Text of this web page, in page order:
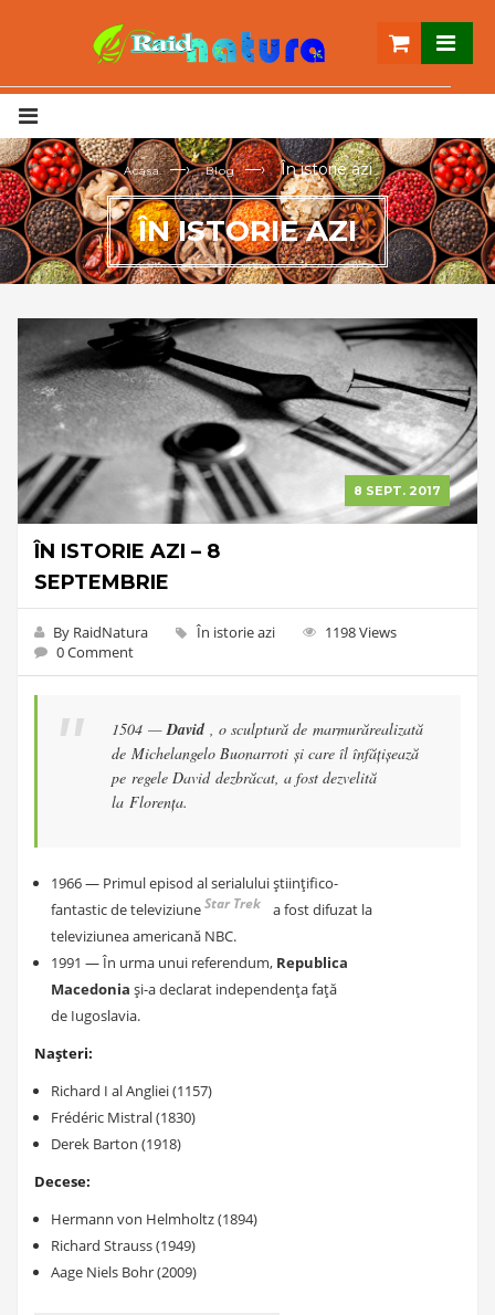
Acasa —› Blog —› În istorie azi
ÎN ISTORIE AZI
ÎN ISTORIE AZI – 8
SEPTEMBRIE
8 SEPT. 2017
By RaidNatura În istorie azi
1198 Views
0 Comment
1504 —David , o sculptură de marmurărealizată
de Michelangelo Buonarroti și care îl înfățișează
pe regele David dezbrăcat, a fost dezvelită
la Florența.
1966 — Primul episod al serialului științifico-
fantastic de televiziuneStar Trek
a fost difuzat la
televiziunea americană NBC.
1991 — În urma unui referendum, Republica
Macedonia și-a declarat independența față
de Iugoslavia.
Nașteri:
Richard I al Angliei (1157)
Frédéric Mistral (1830)
Derek Barton (1918)
Decese:
Hermann von Helmholtz (1894)
Richard Strauss (1949)
Aage Niels Bohr (2009)